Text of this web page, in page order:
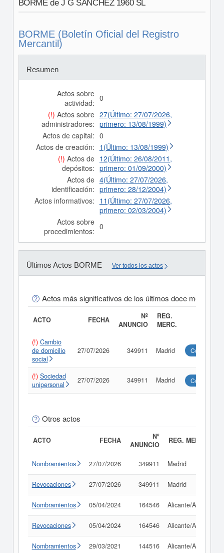
BORME de J G SANCHEZ 1960 SL
BORME (Boletín Oficial del Registro
Mercantil)
Resumen
Actos sobre
actividad: 0
(!) Actos sobre
administradores:
27(Último: 27/07/2026,
primero: 13/08/1999)
Actos de capital: 0
Actos de creación: 1(Último: 13/08/1999)
(!) Actos de
depósitos:
12(Último: 26/08/2011,
primero: 01/09/2000)
Actos de
identificación:
4(Último: 27/07/2026,
primero: 28/12/2004)
Actos informativos: 11(Último: 27/07/2026,
primero: 02/03/2004)
Actos sobre
procedimientos: 0
Últimos Actos BORME Ver todos los actos
Actos más significativos de los últimos doce meses
ACTO FECHA
Nº
ANUNCIO
REG.
MERC.
(!) Cambio
de domicilio
social
27/07/2026 349911 Madrid Consultar
(!) Sociedad
unipersonal
27/07/2026 349911 Madrid Consultar
Otros actos
ACTO FECHA
Nº
ANUNCIO
REG. MERC.
Nombramientos 27/07/2026 349911 Madrid
Revocaciones 27/07/2026 349911 Madrid
Nombramientos 05/04/2024 164546 Alicante/Alacant
Revocaciones 05/04/2024 164546 Alicante/Alacant
Nombramientos 29/03/2021 144516 Alicante/Alacant